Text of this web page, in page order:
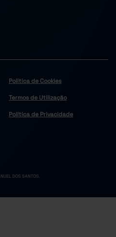
Política de Cookies
Termos de Utilização
Política de Privacidade
DOS SANTOS.